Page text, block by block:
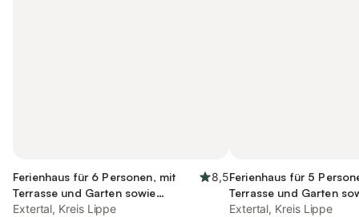
Ferienhaus für 6 Personen, mit
Terrasse und Garten sowie
Ausblick
8,5
Extertal, Kreis Lippe
Ferienhaus für 5
Terrasse und Garten
und Ausblick
Extertal, Kreis Lippe